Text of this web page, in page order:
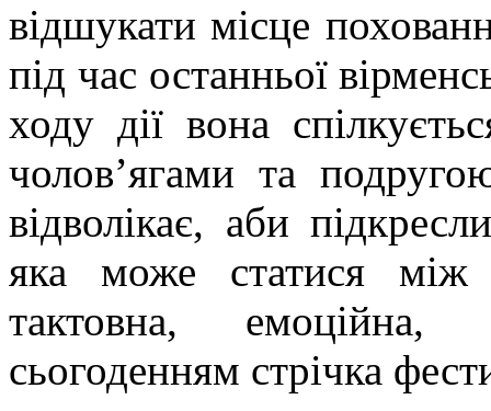
відшукати місце
під час останньої
ходу дії вона
чолов’ягами та
відволікає, аби
яка може статися між
тактовна, емоційна,
сьогоденням стрічка